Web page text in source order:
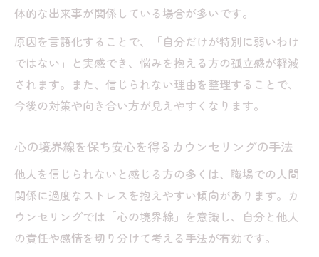
体的な出来事が関係している場合が多いです。
原因を言語化することで、「自分だけが特別に弱いわけ
ではない」と実感でき、悩みを抱える方の孤立感が軽減
されます。また、信じられない理由を整理することで、
今後の対策や向き合い方が見えやすくなります。
心の境界線を保ち安心を得るカウンセリングの手法
他人を信じられないと感じる方の多くは、職場での人間
関係に過度なストレスを抱えやすい傾向があります。カ
ウンセリングでは「心の境界線」を意識し、自分と他人
の責任や感情を切り分けて考える手法が有効です。